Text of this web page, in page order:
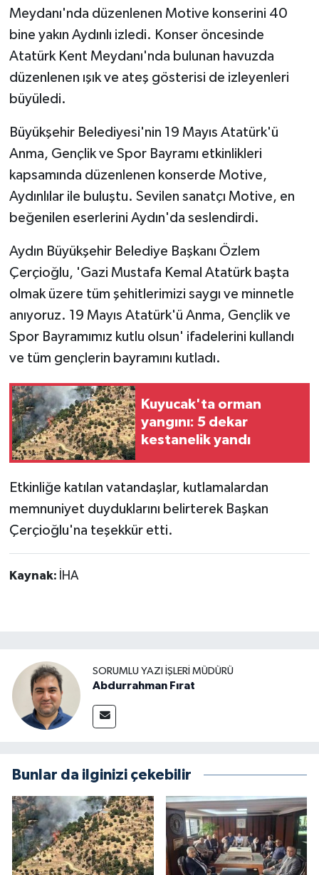
Meydanı'nda düzenlenen Motive konserini 40
bine yakın Aydınlı izledi. Konser öncesinde
Atatürk Kent Meydanı'nda bulunan havuzda
düzenlenen ışık ve ateş gösterisi de izleyenleri
büyüledi.
Büyükşehir Belediyesi'nin 19 Mayıs Atatürk'ü
Anma, Gençlik ve Spor Bayramı etkinlikleri
kapsamında düzenlenen konserde Motive,
Aydınlılar ile buluştu. Sevilen sanatçı Motive, en
beğenilen eserlerini Aydın'da seslendirdi.
Aydın Büyükşehir Belediye Başkanı Özlem
Çerçioğlu, 'Gazi Mustafa Kemal Atatürk başta
olmak üzere tüm şehitlerimizi saygı ve minnetle
anıyoruz. 19 Mayıs Atatürk'ü Anma, Gençlik ve
Spor Bayramımız kutlu olsun' ifadelerini kullandı
ve tüm gençlerin bayramını kutladı.
Kuyucak'ta orman
yangını: 5 dekar
kestanelik yandı
Etkinliğe katılan vatandaşlar, kutlamalardan
memnuniyet duyduklarını belirterek Başkan
Çerçioğlu'na teşekkür etti.
Kaynak: İHA
SORUMLU YAZI İŞLERI MÜDÜRÜ
Abdurrahman Fırat
Bunlar da ilginizi çekebilir